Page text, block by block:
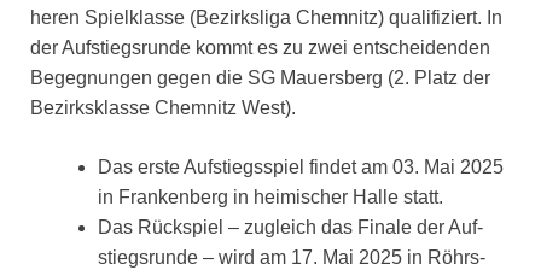
he­ren Spiel­klas­se (Bezirks­li­ga Chem­nitz) qua­li­fi­ziert. In
der Auf­stiegs­run­de kommt es zu zwei ent­schei­den­den
Begeg­nun­gen gegen die SG Mau­ers­berg (2. Platz der
Bezirks­klas­se Chem­nitz West).
Das ers­te Auf­stiegs­spiel fin­det am 03. Mai 2025
in Fran­ken­berg in hei­mi­scher Hal­le statt.
Das Rück­spiel – zugleich das Fina­le der Auf­
stiegs­run­de – wird am 17. Mai 2025 in Röhrs­